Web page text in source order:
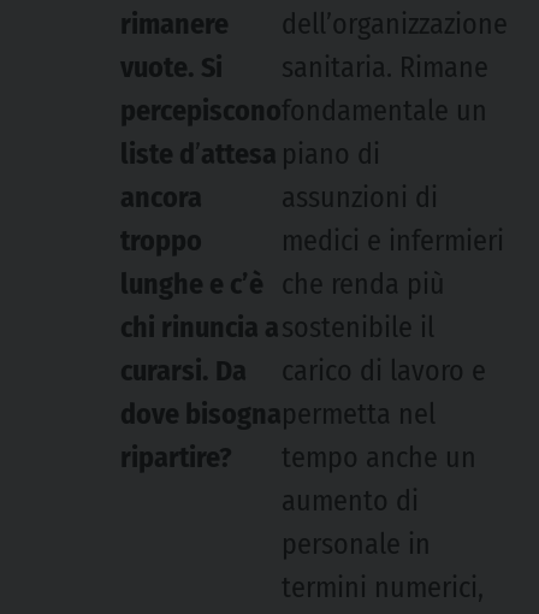
rimanere
vuote. Si
percepiscono
liste d ’attesa
ancora
troppo
lunghe e c’è
chi rinuncia a
curarsi. Da
dove bisogna
ripartire?
dell’organizzazione
sanitaria. Rimane
fondamentale un
piano di
assunzioni di
medici e infermieri
che renda più
sostenibile il
carico di lavoro e
permetta nel
tempo anche un
aumento di
personale in
termini numerici,